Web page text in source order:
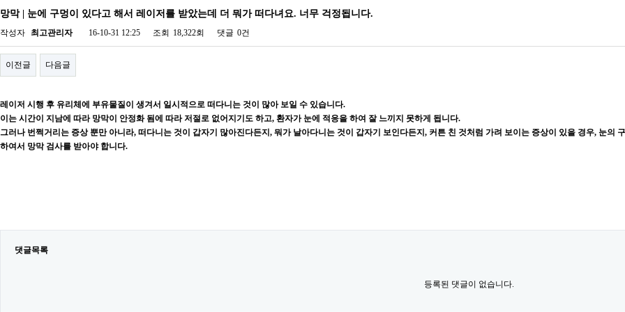
망막 | 눈에 구멍이 있다고 해서 레이저를 받았는데 더 뭐가 떠다녀요. 너무 걱정됩니다.
작성자 최고관리자 16-10-31 12:25 조회 18,322회 댓글 0건
이전글 다음글
레이저 시행 후 유리체에 부유물질이 생겨서 일시적으로 떠다니는 것이 많아 보일 수 있습니다.
이는 시간이 지남에 따라 망막이 안정화 됨에 따라 저절로 없어지기도 하고, 환자가 눈에 적응을 하여 잘 느끼지 못하게 됩니다.
그러나 번쩍거리는 증상 뿐만 아니라, 떠다니는 것이 갑자기 많아진다든지, 뭐가 날아다니는 것이 갑자기 보인다든지, 커튼 친 것처럼 가려 보이는 증상이 있을 경우, 눈의
하여서 망막 검사를 받아야 합니다.
댓글목록
등록된 댓글이 없습니다.